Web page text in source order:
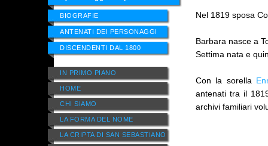
BIOGRAFIE
ANTENATI DEI PERSONAGGI
DISCENDENTI DAL 1800
IN PRIMO PIANO
HOME
CHI SIAMO
LA FORMA DEL NOME
LA CRIPTA DI SAN SEBASTIANO
Nel 1819 sposa
Barbara nasce a
Settima nata e
Con la sorella
antenati tra il
archivi familiari